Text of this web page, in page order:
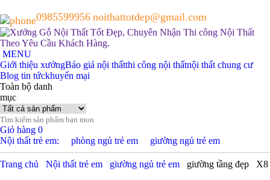
0985599956 noithattotdep@gmail.com
MENU
Giới thiệu xưởngBáo giá nội thấtthi công nội thấtnội thất chung cư
Blog tin tứckhuyến mại
Toàn bộ danh
mục
Giỏ hàng 0
Nội thất trẻ em:
phòng ngủ trẻ em giường ngủ trẻ em
Trang chủ Nội thất trẻ em giường ngủ trẻ em giường tầng đẹp X8